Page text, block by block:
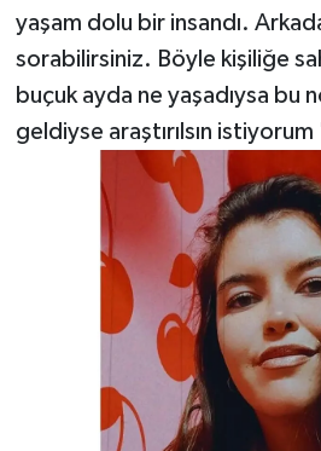
yaşam dolu bir insandı.
sorabilirsiniz. Böyle kişiliğe
buçuk ayda ne yaşadıysa bu
geldiyse araştırılsın